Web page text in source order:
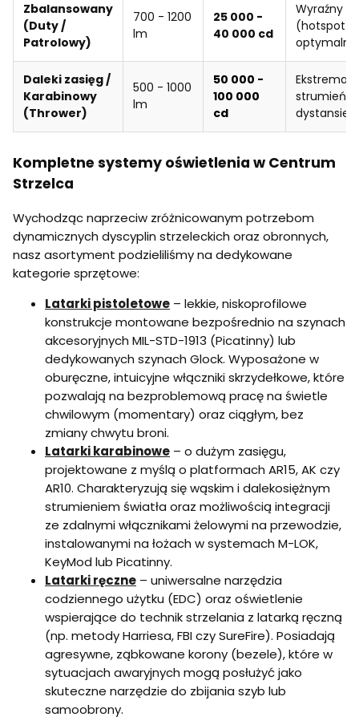
Zbalansowany
(Duty /
Patrolowy)
700 - 1200
lm
25 000 -
40 000 cd
Wyraźny
(hotspot)
Daleki zasięg /
Karabinowy
(Thrower)
500 - 1000
lm
50 000 -
100 000
cd
strumień
dystansie
Kompletne systemy oświetlenia w Centrum
Strzelca
Wychodząc naprzeciw zróżnicowanym potrzebom
dynamicznych dyscyplin strzeleckich oraz obronnych,
nasz asortyment podzieliliśmy na dedykowane
kategorie sprzętowe:
Latarki pistoletowe – lekkie, niskoprofilowe
konstrukcje montowane bezpośrednio na szynach
akcesoryjnych MIL-STD-1913 (Picatinny) lub
dedykowanych szynach Glock. Wyposażone w
oburęczne, intuicyjne włączniki skrzydełkowe, które
pozwalają na bezproblemową pracę na świetle
chwilowym (momentary) oraz ciągłym, bez
zmiany chwytu broni.
Latarki karabinowe – o dużym zasięgu,
projektowane z myślą o platformach AR15, AK czy
AR10. Charakteryzują się wąskim i dalekosiężnym
strumieniem światła oraz możliwością integracji
ze zdalnymi włącznikami żelowymi na przewodzie,
instalowanymi na łożach w systemach M-LOK,
KeyMod lub Picatinny.
Latarki ręczne – uniwersalne narzędzia
codziennego użytku (EDC) oraz oświetlenie
wspierające do technik strzelania z latarką ręczną
(np. metody Harriesa, FBI czy SureFire). Posiadają
agresywne, ząbkowane korony (bezele), które w
sytuacjach awaryjnych mogą posłużyć jako
skuteczne narzędzie do zbijania szyb lub
samoobrony.